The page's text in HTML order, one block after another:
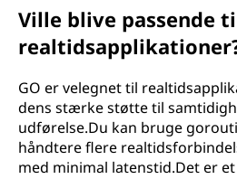
Ville blive passende
GO er velegnet til
dens stærke støtte til
udførelse.Du kan bruge
håndtere flere
med minimal latenstid.Det er